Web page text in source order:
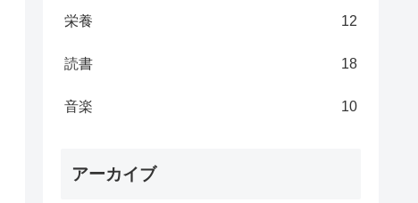
栄養 12
読書 18
音楽 10
アーカイブ